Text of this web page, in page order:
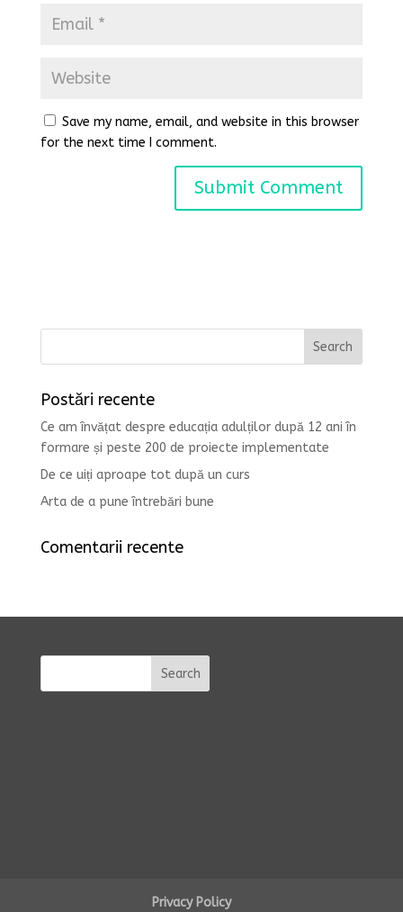
Save my name, email, and website in this browser
for the next time I comment.
Postări recente
Ce am învățat despre educația adulților după 12 ani în
formare și peste 200 de proiecte implementate
De ce uiți aproape tot după un curs
Arta de a pune întrebări bune
Comentarii recente
Privacy Policy